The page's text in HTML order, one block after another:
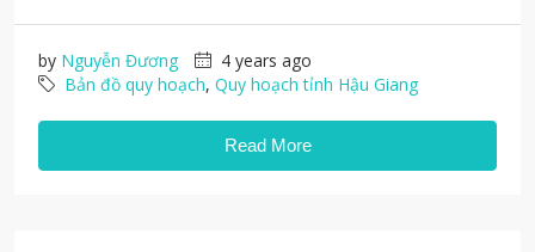
by Nguyễn Đương
4 years ago
Bản đồ quy hoạch, Quy hoạch tỉnh Hậu Giang
Read More